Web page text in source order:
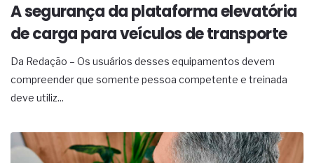
A segurança da plataforma elevatória
de carga para veículos de transporte
Da Redação – Os usuários desses equipamentos devem
compreender que somente pessoa competente e treinada
deve utiliz...